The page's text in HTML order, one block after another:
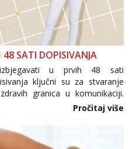
SATI DOPISIVANJA
u prvih 48 sati
ključni su za stvaranje
granica u komunikaciji.
osobnih ili intimnih
osoba još nije zaslužila to
Pročitaj više